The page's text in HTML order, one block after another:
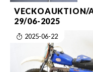
VECKOAUKTION/
29/06-2025
2025-06-22